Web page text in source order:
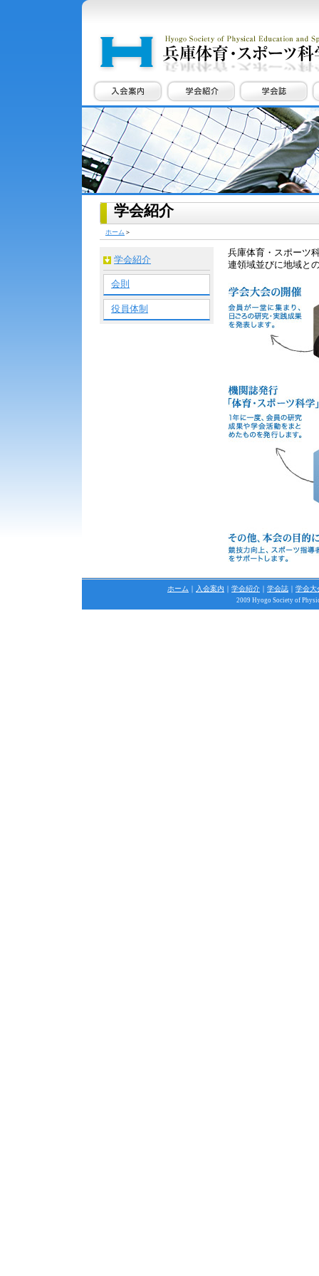
学会紹介
ホーム ＞
学会紹介
会則
役員体制
兵庫体育・スポーツ
連領域並びに地域と
ホーム ｜ 入会案内 ｜ 学会紹介 ｜ 学会誌 ｜ 学会大
2009 Hyogo Society of